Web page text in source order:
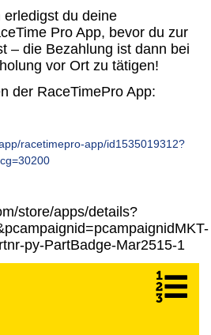
erledigst du deine
Pro App, bevor du zur
– die Bezahlung ist dann bei
vor Ort zu tätigen!
der RaceTimePro App:
racetimepro-app/id1535019312?
store/apps/details?
py-PartBadge-Mar2515-1